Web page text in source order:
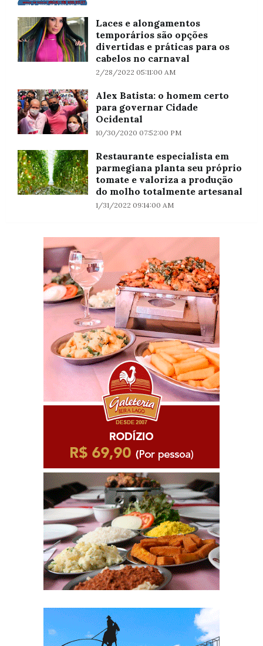
Laces e alongamentos
temporários são opções
divertidas e práticas para os
cabelos no carnaval
2/28/2022 05:11:00 AM
Alex Batista: o homem certo
para governar Cidade
Ocidental
10/30/2020 07:52:00 PM
Restaurante especialista em
parmegiana planta seu próprio
tomate e valoriza a produção
do molho totalmente artesanal
1/31/2022 09:14:00 AM